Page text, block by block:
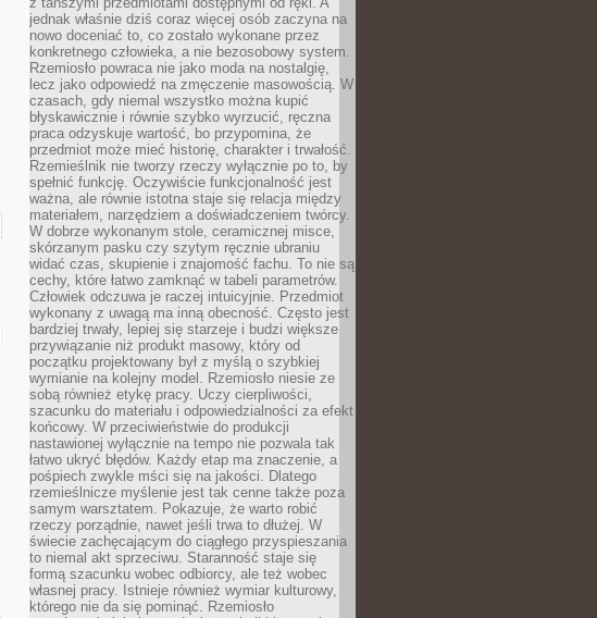
jednak właśnie dziś coraz więcej osób zaczyna na
nowo doceniać to, co zostało wykonane przez
konkretnego człowieka, a nie bezosobowy system.
Rzemiosło powraca nie jako moda na nostalgię,
lecz jako odpowiedź na zmęczenie masowością. W
czasach, gdy niemal wszystko można kupić
błyskawicznie i równie szybko wyrzucić, ręczna
praca odzyskuje wartość, bo przypomina, że
przedmiot może mieć historię, charakter i trwałość.
Rzemieślnik nie tworzy rzeczy wyłącznie po to, by
spełnić funkcję. Oczywiście funkcjonalność jest
ważna, ale równie istotna staje się relacja między
materiałem, narzędziem a doświadczeniem twórcy.
W dobrze wykonanym stole, ceramicznej misce,
skórzanym pasku czy szytym ręcznie ubraniu
widać czas, skupienie i znajomość fachu. To nie są
cechy, które łatwo zamknąć w tabeli parametrów.
Człowiek odczuwa je raczej intuicyjnie. Przedmiot
wykonany z uwagą ma inną obecność. Często jest
bardziej trwały, lepiej się starzeje i budzi większe
przywiązanie niż produkt masowy, który od
początku projektowany był z myślą o szybkiej
wymianie na kolejny model. Rzemiosło niesie ze
sobą również etykę pracy. Uczy cierpliwości,
szacunku do materiału i odpowiedzialności za efekt
końcowy. W przeciwieństwie do produkcji
nastawionej wyłącznie na tempo nie pozwala tak
łatwo ukryć błędów. Każdy etap ma znaczenie, a
pośpiech zwykle mści się na jakości. Dlatego
rzemieślnicze myślenie jest tak cenne także poza
samym warsztatem. Pokazuje, że warto robić
rzeczy porządnie, nawet jeśli trwa to dłużej. W
świecie zachęcającym do ciągłego przyspieszania
to niemal akt sprzeciwu. Staranność staje się
formą szacunku wobec odbiorcy, ale też wobec
własnej pracy. Istnieje również wymiar kulturowy,
którego nie da się pominąć. Rzemiosło